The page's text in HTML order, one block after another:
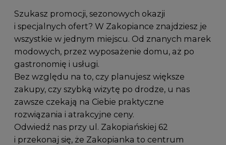
Szukasz promocji, sezonowych okazji
i specjalnych ofert? W Zakopiance znajdziesz je
wszystkie w jednym miejscu. Od znanych marek
modowych, przez wyposażenie domu, aż po
gastronomię i usługi.
Bez względu na to, czy planujesz większe
zakupy, czy szybką wizytę po drodze, u nas
zawsze czekają na Ciebie praktyczne
rozwiązania i atrakcyjne ceny.
Odwiedź nas przy ul. Zakopiańskiej 62
i przekonaj się, że Zakopianka to centrum